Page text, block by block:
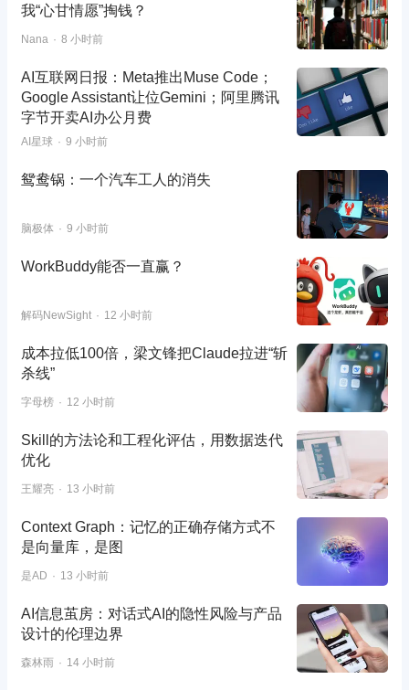
我“心甘情愿”掏钱？
Nana 8 小时前
AI互联网日报：Meta推出Muse Code；
Google Assistant让位Gemini；阿里腾讯
字节开卖AI办公月费
AI星球 9 小时前
鸳鸯锅：一个汽车工人的消失
脑极体 9 小时前
WorkBuddy能否一直赢？
解码NewSight 12 小时前
成本拉低100倍，梁文锋把Claude拉进“斩
杀线”
字母榜 12 小时前
Skill的方法论和工程化评估，用数据迭代
优化
王耀亮 13 小时前
Context Graph：记忆的正确存储方式不
是向量库，是图
是AD 13 小时前
AI信息茧房：对话式AI的隐性风险与产品
设计的伦理边界
森林雨 14 小时前